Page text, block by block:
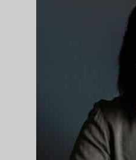
avec ce Chocolat
de qualité
Chandelle de soya
framboises
Cette bougie nous
avec amour et dans
212ml / Environ 50
as chauds